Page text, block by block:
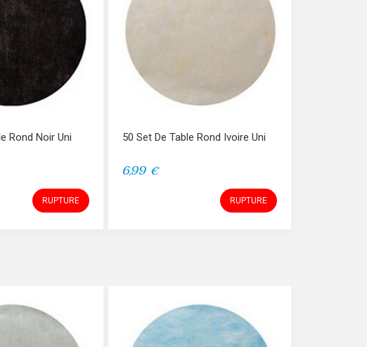
Rond Noir Uni
RUPTURE
50 Set De Table Rond Ivoire Uni
6,99 €
RUPTURE